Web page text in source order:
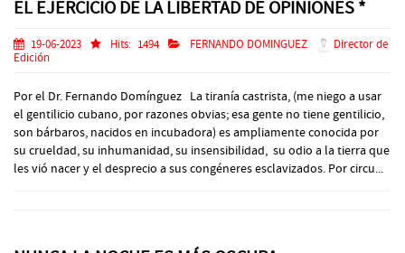
EL EJERCICIO DE LA LIBERTAD DE OPINIONES *
19-06-2023 Hits: 1494 FERNANDO DOMINGUEZ
Director de
Edición
Por el Dr. Fernando Domínguez La tiranía castrista, (me niego a usar
el gentilicio cubano, por razones obvias; esa gente no tiene gentilicio,
son bárbaros, nacidos en incubadora) es ampliamente conocida por
su crueldad, su inhumanidad, su insensibilidad, su odio a la tierra que
les vió nacer y el desprecio a sus congéneres esclavizados. Por circu...